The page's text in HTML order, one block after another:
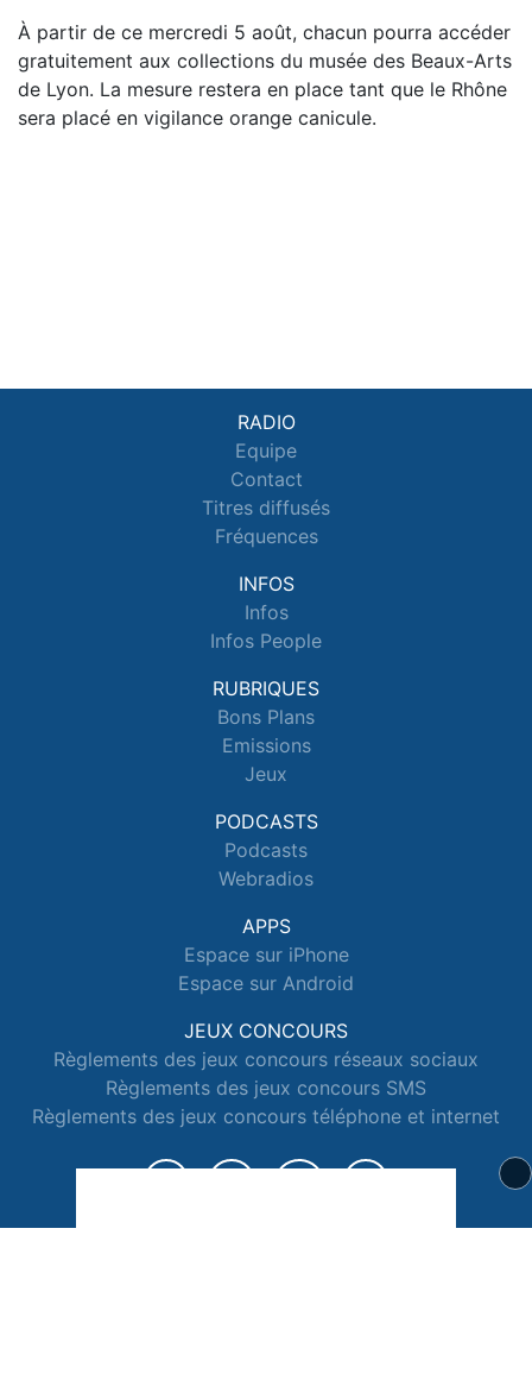
À partir de ce mercredi 5 août, chacun pourra accéder
gratuitement aux collections du musée des Beaux-Arts
de Lyon. La mesure restera en place tant que le Rhône
sera placé en vigilance orange canicule.
RADIO
Equipe
Contact
Titres diffusés
Fréquences
INFOS
Infos
Infos People
RUBRIQUES
Bons Plans
Emissions
Jeux
PODCASTS
Podcasts
Webradios
APPS
Espace sur iPhone
Espace sur Android
JEUX CONCOURS
Règlements des jeux concours réseaux sociaux
Règlements des jeux concours SMS
Règlements des jeux concours téléphone et internet